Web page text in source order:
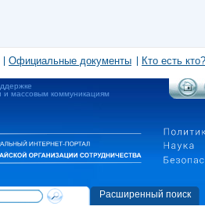
Официальные документы Кто есть кто?
и массовым коммуникациям
Расширенный поиск